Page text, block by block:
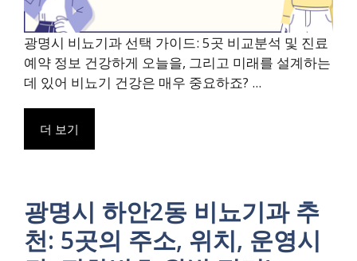
광명시 비뇨기과 선택 가이드: 5곳 비교분석 및 진료
예약 정보 건강하게 오늘을, 그리고 미래를 설계하는
데 있어 비뇨기 건강은 매우 중요하죠? ...
더 보기
광명시 하안2동 비뇨기과 추
천: 5곳의 주소, 위치, 운영시